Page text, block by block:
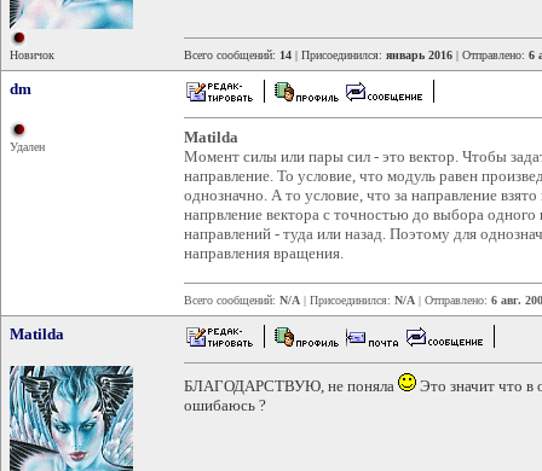
Новичок Всего сообщений: 14 | Присоединился: январь 2016 | Отправлено: 6
dm
Удален
Matilda
Момент силы или пары сил - это вектор. Чтобы
направление. То условие, что модуль равен
однозначно. А то условие, что за направление
напрвление вектора с точностью до выбора
направлений - туда или назад. Поэтому для
направления вращения.
Всего сообщений: N/A | Присоединился: N/A | Отправлено: 6 авг.
Matilda
БЛАГОДАРСТВУЮ, не поняла
Это значит что
ошибаюсь ?